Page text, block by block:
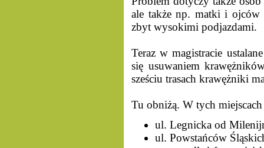
ale także np. matki i ojców
zbyt wysokimi podjazdami.
Teraz w magistracie
się usuwaniem
sześciu trasach krawężniki
Tu obniżą. W tych miejscach
ul. Legnicka od
ul. Powstańców